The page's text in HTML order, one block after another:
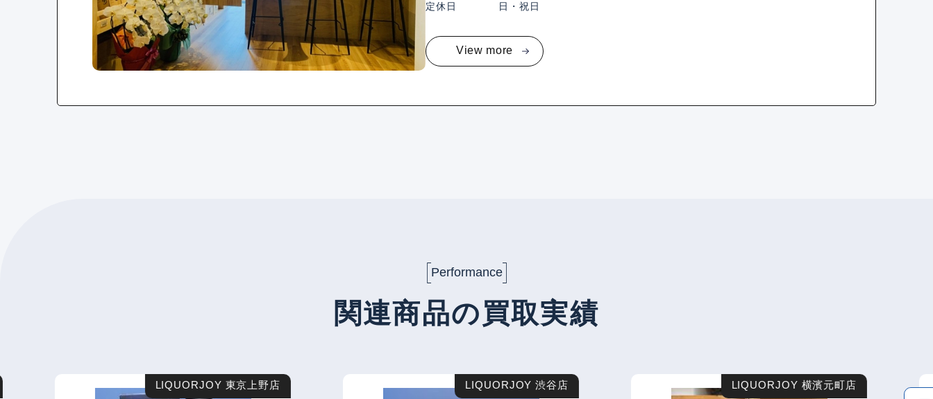
定休日 日・祝日
View more
Performance
関連商品の買取実績
LIQUORJOY 東京上野店 LIQUORJOY 渋谷店 LIQUORJOY 横濱元町店